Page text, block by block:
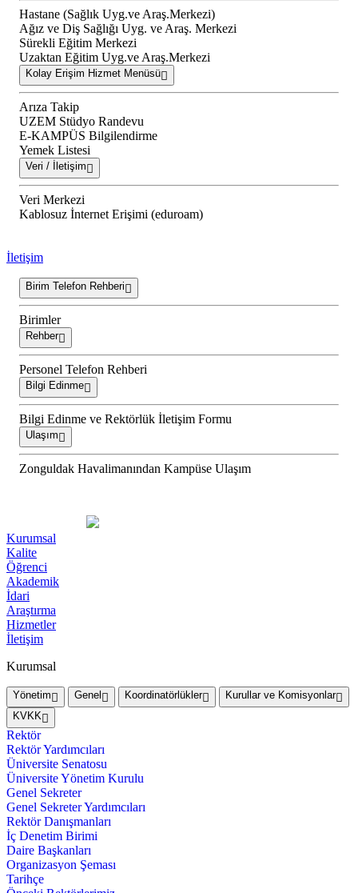
Hastane (Sağlık Uyg.ve Araş.Merkezi)
Ağız ve Diş Sağlığı Uyg. ve Araş. Merkezi
Sürekli Eğitim Merkezi
Uzaktan Eğitim Uyg.ve Araş.Merkezi
Kolay Erişim Hizmet Menüsü
Arıza Takip
UZEM Stüdyo Randevu
E-KAMPÜS Bilgilendirme
Yemek Listesi
Veri / İletişim
Veri Merkezi
Kablosuz İnternet Erişimi (eduroam)
İletişim
Birim Telefon Rehberi
Birimler
Rehber
Personel Telefon Rehberi
Bilgi Edinme
Bilgi Edinme ve Rektörlük İletişim Formu
Ulaşım
Zonguldak Havalimanından Kampüse Ulaşım
Kurumsal
Kalite
Öğrenci
Akademik
İdari
Araştırma
Hizmetler
İletişim
Kurumsal
Yönetim Genel Koordinatörlükler
Kurullar ve Komisyonlar
KVKK
Rektör
Rektör Yardımcıları
Üniversite Senatosu
Üniversite Yönetim Kurulu
Genel Sekreter
Genel Sekreter Yardımcıları
Rektör Danışmanları
İç Denetim Birimi
Daire Başkanları
Organizasyon Şeması
Tarihçe